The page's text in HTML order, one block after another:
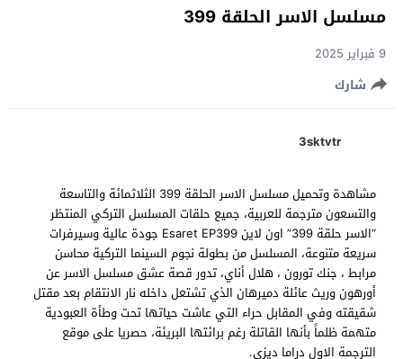
مسلسل الاسر الحلقة 399
9 فبراير 2025
شارك
3sktvtr
مشاهدة وتحميل مسلسل الاسر الحلقة 399 الثلاثمائة والتاسعة
والتسعون مترجمة للعربية، جميع حلقات المسلسل التركي المنتظر
“الاسر حلقة 399” اون لاين Esaret EP399 جودة عالية وسيرفرات
سريعة متنوعة، المسلسل من بطولة نجوم السينما التركية محاسن
مرابط ، جنك تورون ، هلال أناي، تدور قصة عشق مسلسل الاسر عن
أورهون وريث عائلة دميرهان الذي تشتعل داخله نار الانتقام بعد مقتل
شقيقته وفي المقابل حراء التي عاشت حياتها تحت وطأة العبودية
متهمة ظلماً بأنها القاتلة رغم برائتها البريئة، حصريا على موقع
الترجمة الاول دراما ديزي.